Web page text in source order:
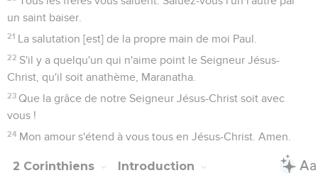
un saint baiser.
21 La salutation [est] de la propre main de moi Paul.
22 S'il y a quelqu'un qui n'aime point le Seigneur Jésus-
Christ, qu'il soit anathème, Maranatha.
23 Que la grâce de notre Seigneur Jésus-Christ soit avec
vous !
24 Mon amour s'étend à vous tous en Jésus-Christ. Amen.
2 Corinthiens Introduction